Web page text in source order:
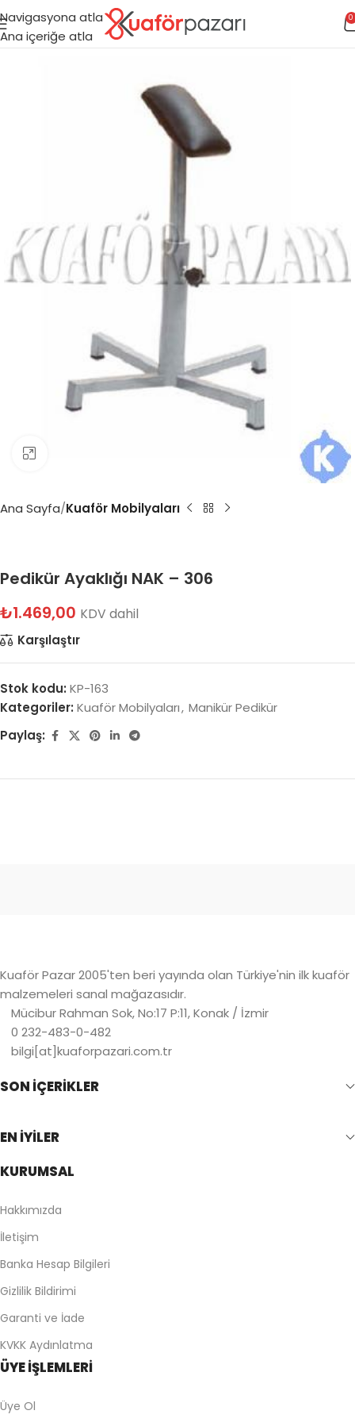
Navigasyona atla
Ana içeriğe atla
0
Ana Sayfa Kuaför Mobilyaları
Pedikür Ayaklığı NAK – 306
₺1.469,00 KDV dahil
Karşılaştır
Stok kodu: KP-163
Kategoriler: Kuaför Mobilyaları, Manikür Pedikür
Paylaş:
Kuaför Pazar 2005'ten beri yayında olan Türkiye'nin ilk kuaför
malzemeleri sanal mağazasıdır.
Mücibur Rahman Sok, No:17 P:11, Konak / İzmir
0 232-483-0-482
bilgi[at]kuaforpazari.com.tr
SON İÇERİKLER
EN İYİLER
KURUMSAL
Hakkımızda
İletişim
Banka Hesap Bilgileri
Gizlilik Bildirimi
Garanti ve İade
KVKK Aydınlatma
ÜYE İŞLEMLERİ
Üye Ol